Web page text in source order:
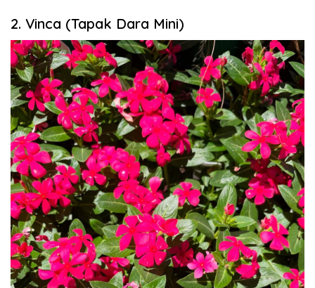
2. Vinca (Tapak Dara Mini)